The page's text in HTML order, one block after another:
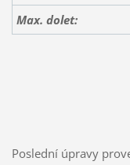
Max. dolet:
Poslední úpravy